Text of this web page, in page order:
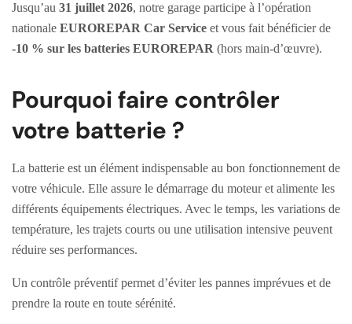
Jusqu’au 31 juillet 2026, notre garage participe à l’opération
nationale EUROREPAR Car Service et vous fait bénéficier de
-10 % sur les batteries EUROREPAR (hors main-d’œuvre).
Pourquoi faire contrôler
votre batterie ?
La batterie est un élément indispensable au bon fonctionnement de
votre véhicule. Elle assure le démarrage du moteur et alimente les
différents équipements électriques. Avec le temps, les variations de
température, les trajets courts ou une utilisation intensive peuvent
réduire ses performances.
Un contrôle préventif permet d’éviter les pannes imprévues et de
prendre la route en toute sérénité.